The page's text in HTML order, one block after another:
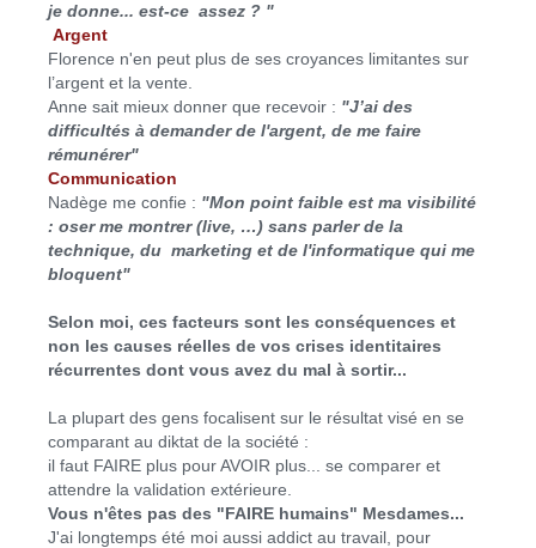
je donne... est-ce assez ? "
Argent
Florence n'en peut plus de ses croyances limitantes sur
l’argent et la vente.
Anne sait mieux donner que recevoir : "J’ai des
difficultés à demander de l'argent, de me faire
rémunérer"
Communication
Nadège me confie : "Mon point faible est ma visibilité
: oser me montrer (live, …) sans parler de la
technique, du marketing et de l'informatique qui me
bloquent"
Selon moi, ces facteurs sont les conséquences et
non les causes réelles de vos crises identitaires
récurrentes dont vous avez du mal à sortir...
La plupart des gens focalisent sur le résultat visé en se
comparant au diktat de la société :
il faut FAIRE plus pour AVOIR plus... se comparer et
attendre la validation extérieure.
Vous n'êtes pas des "FAIRE humains" Mesdames...
J'ai longtemps été moi aussi addict au travail, pour